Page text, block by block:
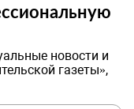
новости и
газеты»,